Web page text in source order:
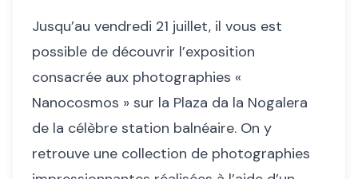
Jusqu’au vendredi 21 juillet, il vous est
possible de découvrir l’exposition
consacrée aux photographies «
Nanocosmos » sur la Plaza da la Nogalera
de la célèbre station balnéaire. On y
retrouve une collection de photographies